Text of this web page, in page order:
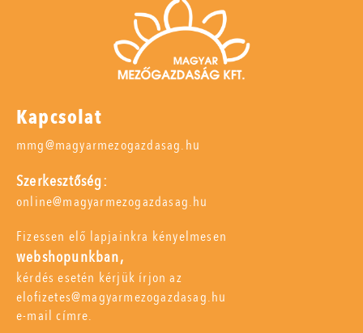
Kapcsolat
mmg@magyarmezogazdasag.hu
Szerkesztőség:
online@magyarmezogazdasag.hu
Fizessen elő lapjainkra kényelmesen
webshopunkban,
kérdés esetén kérjük írjon az
elofizetes@magyarmezogazdasag.hu
e-mail címre.